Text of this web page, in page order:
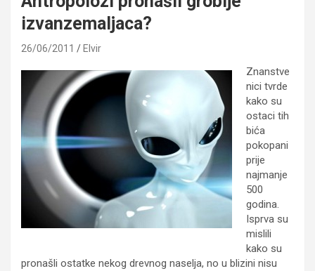
izvanzemaljaca?
26/06/2011 Elvir
Znanstve
nici tvrde
kako su
ostaci tih
bića
pokopani
prije
najmanje
500
godina.
Isprva su
mislili
kako su
pronašli ostatke nekog drevnog naselja, no u blizini nisu